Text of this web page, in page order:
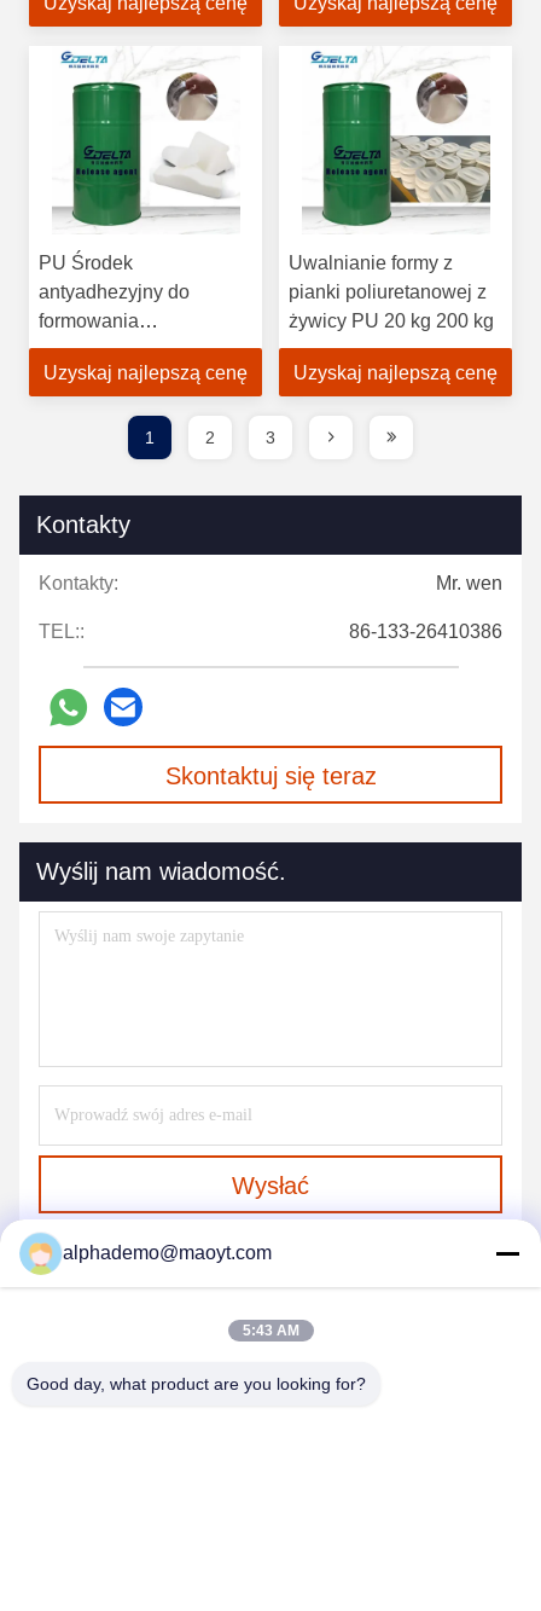
szybkiego łatwego
PU Środek
antyadhezyjny do
formowania
wtryskowego o wysokim
odbiciu Gładkie
Uzyskaj najlepszą cenę
Uwalnianie formy z
pianki poliuretanowej z
żywicy PU 20 kg 200 kg
Uzyskaj najlepszą cenę
1 2 3
Kontakty
Kontakty: Mr. wen
TEL:: 86-133-26410386
Skontaktuj się teraz
Wyślij nam wiadomość.
Wysłać
alphademo@maoyt.com
5:43 AM
Good day, what product are you looking for?